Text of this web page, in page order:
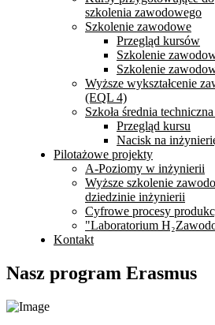
szkolenia zawodowego
Szkolenie zawodowe
Przegląd kursów
Szkolenie
Szkolenie
Wyższe wykształcenie
(EQL 4)
Szkoła średnia
Przegląd kursu
Nacisk na
Pilotażowe projekty
A-Poziomy w inżynierii
Wyższe szkolenie
dziedzinie inżynierii
Cyfrowe procesy
"Laboratorium
Kontakt
Nasz program Erasmus